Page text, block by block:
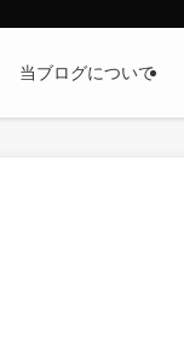
当ブログについて